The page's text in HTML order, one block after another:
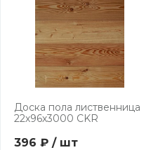
Доска пола лиственница
22х96х3000 СKR
396 ₽ / шт